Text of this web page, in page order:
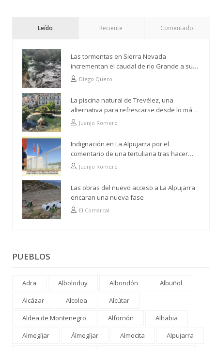
Leído Reciente Comentado
Las tormentas en Sierra Nevada
incrementan el caudal de río Grande a su
paso por Trevélez
Diego Quero
La piscina natural de Trevélez, una
alternativa para refrescarse desde lo más
altoJuanjo Romero
Indignación en La Alpujarra por el
comentario de una tertuliana tras hacer
alusión al analfabetismo con la comarca
Juanjo Romero
Las obras del nuevo acceso a La Alpujarra
encaran una nueva fase
El Comarcal
PUEBLOS
Adra Alboloduy Albondón
Albuñol
Alcázar
Alcolea
Alcútar
Aldea de Montenegro
Alfornón
Alhabia
Almegíjar
Álmegíjar Almocita
Alpujarra